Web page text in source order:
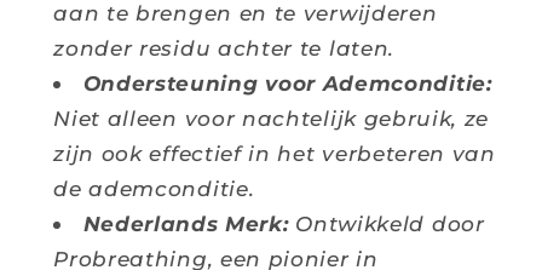
aan te brengen en te verwijderen
zonder residu achter te laten.
Ondersteuning voor Ademconditie:
Niet alleen voor nachtelijk gebruik, ze
zijn ook effectief in het verbeteren van
de ademconditie.
Nederlands Merk:Ontwikkeld door
Probreathing, een pionier in